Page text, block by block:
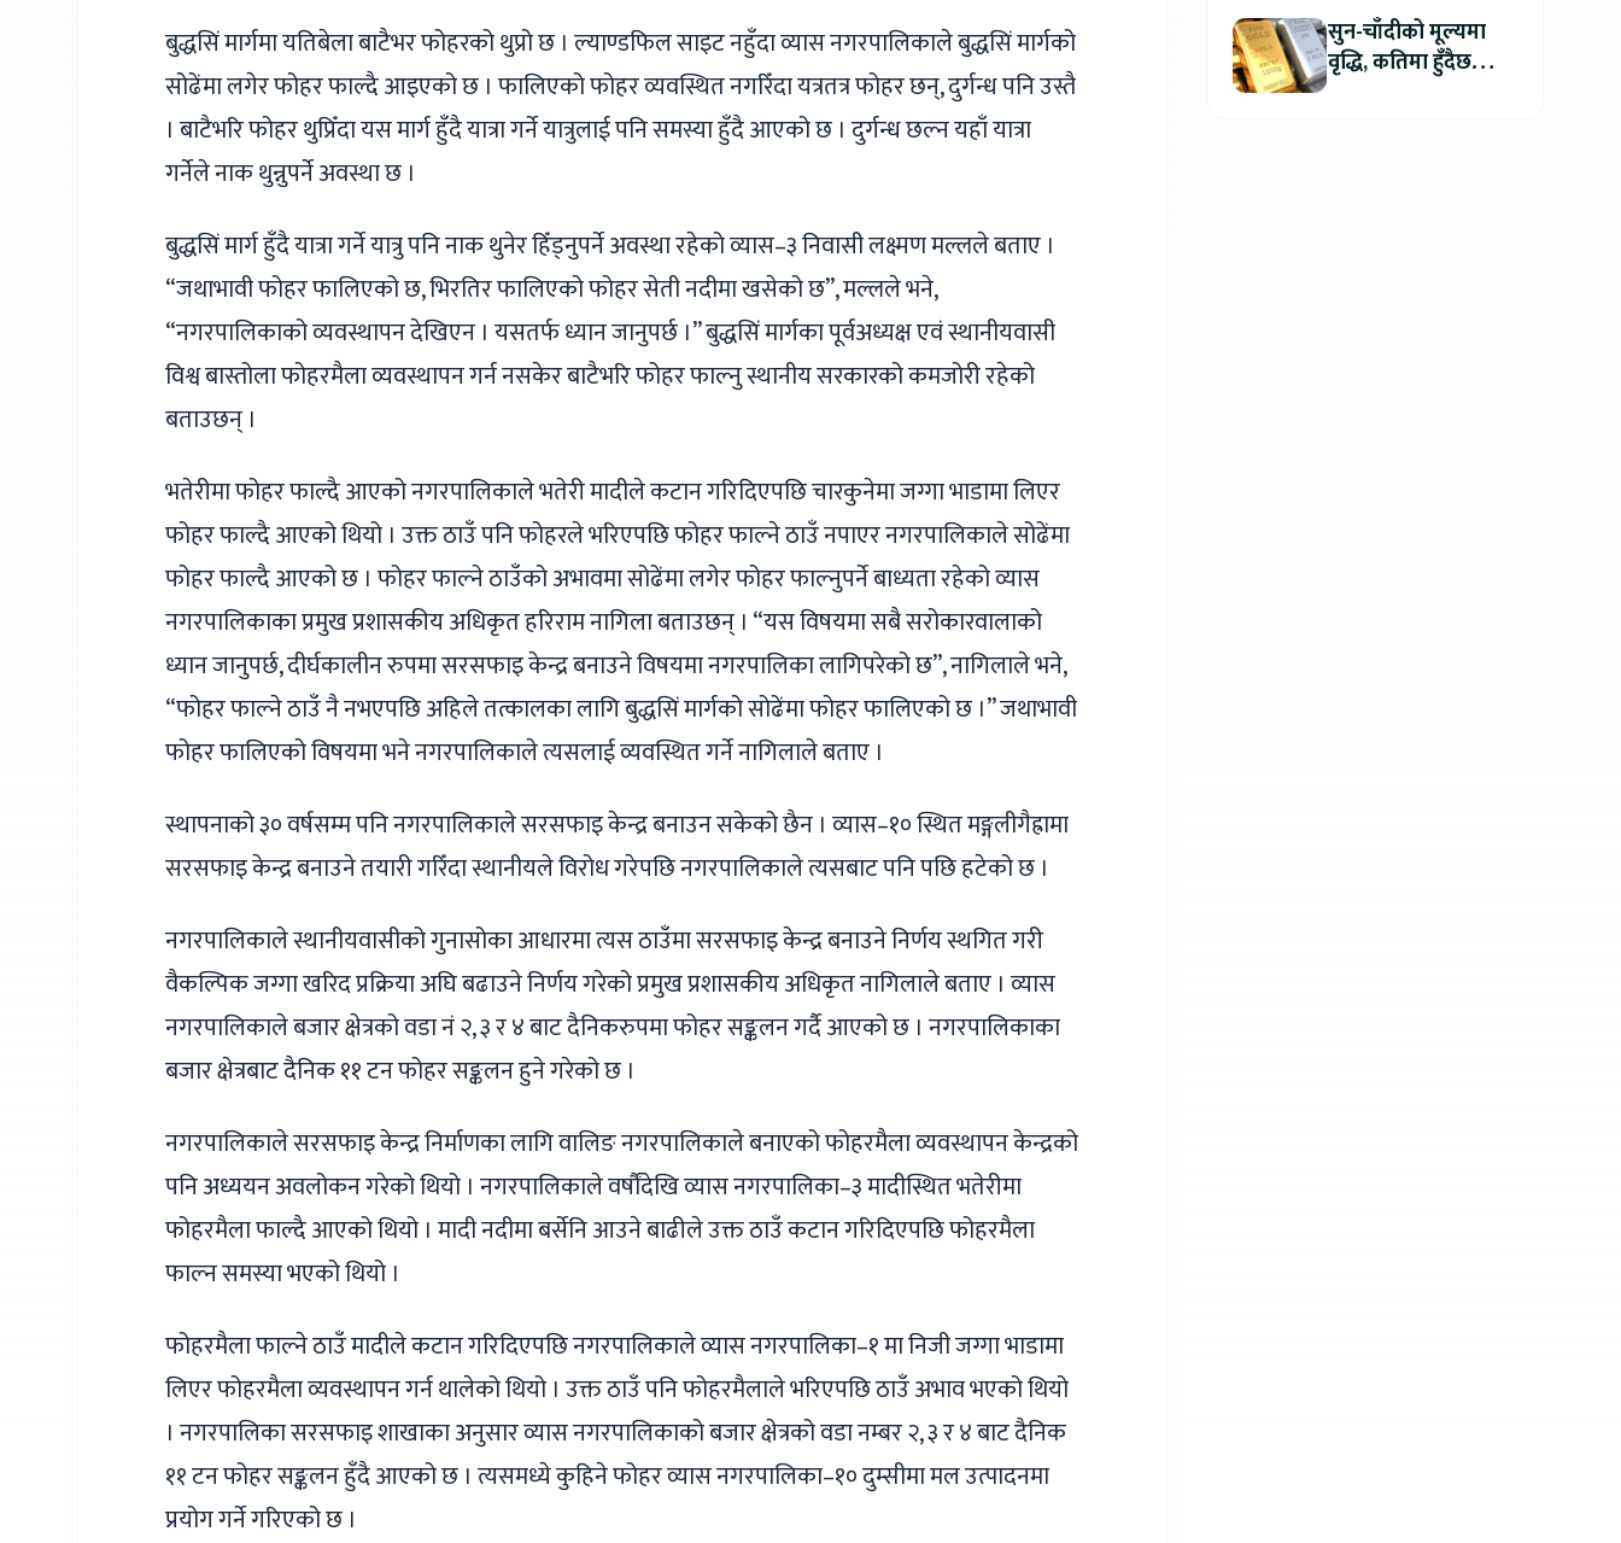
बुद्धसिं मार्गमा यतिबेला बाटैभर फोहरको थुप्रो छ । ल्याण्डफिल साइट नहुँदा व्यास नगरपालिकाले बुद्धसिं मार्गको
सोढेंमा लगेर फोहर फाल्दै आइएको छ । फालिएको फोहर व्यवस्थित नगरिँदा यत्रतत्र फोहर छन्, दुर्गन्ध पनि उस्तै
। बाटैभरि फोहर थुप्रिँदा यस मार्ग हुँदै यात्रा गर्ने यात्रुलाई पनि समस्या हुँदै आएको छ । दुर्गन्ध छल्न यहाँ यात्रा
गर्नेले नाक थुन्नुपर्ने अवस्था छ ।
बुद्धसिं मार्ग हुँदै यात्रा गर्ने यात्रु पनि नाक थुनेर हिँड्नुपर्ने अवस्था रहेको व्यास–३ निवासी लक्ष्मण मल्लले बताए ।
“जथाभावी फोहर फालिएको छ, भिरतिर फालिएको फोहर सेती नदीमा खसेको छ”, मल्लले भने,
“नगरपालिकाको व्यवस्थापन देखिएन । यसतर्फ ध्यान जानुपर्छ ।” बुद्धसिं मार्गका पूर्वअध्यक्ष एवं स्थानीयवासी
विश्व बास्तोला फोहरमैला व्यवस्थापन गर्न नसकेर बाटैभरि फोहर फाल्नु स्थानीय सरकारको कमजोरी रहेको
बताउछन् ।
भतेरीमा फोहर फाल्दै आएको नगरपालिकाले भतेरी मादीले कटान गरिदिएपछि चारकुनेमा जग्गा भाडामा लिएर
फोहर फाल्दै आएको थियो । उक्त ठाउँ पनि फोहरले भरिएपछि फोहर फाल्ने ठाउँ नपाएर नगरपालिकाले सोढेंमा
फोहर फाल्दै आएको छ । फोहर फाल्ने ठाउँको अभावमा सोढेंमा लगेर फोहर फाल्नुपर्ने बाध्यता रहेको व्यास
नगरपालिकाका प्रमुख प्रशासकीय अधिकृत हरिराम नागिला बताउछन् । “यस विषयमा सबै सरोकारवालाको
ध्यान जानुपर्छ, दीर्घकालीन रुपमा सरसफाइ केन्द्र बनाउने विषयमा नगरपालिका लागिपरेको छ”, नागिलाले भने,
“फोहर फाल्ने ठाउँ नै नभएपछि अहिले तत्कालका लागि बुद्धसिं मार्गको सोढेंमा फोहर फालिएको छ ।” जथाभावी
फोहर फालिएको विषयमा भने नगरपालिकाले त्यसलाई व्यवस्थित गर्ने नागिलाले बताए ।
स्थापनाको ३० वर्षसम्म पनि नगरपालिकाले सरसफाइ केन्द्र बनाउन सकेको छैन । व्यास–१० स्थित मङ्गलीगैह्रामा
सरसफाइ केन्द्र बनाउने तयारी गरिँदा स्थानीयले विरोध गरेपछि नगरपालिकाले त्यसबाट पनि पछि हटेको छ ।
नगरपालिकाले स्थानीयवासीको गुनासोका आधारमा त्यस ठाउँमा सरसफाइ केन्द्र बनाउने निर्णय स्थगित गरी
वैकल्पिक जग्गा खरिद प्रक्रिया अघि बढाउने निर्णय गरेको प्रमुख प्रशासकीय अधिकृत नागिलाले बताए । व्यास
नगरपालिकाले बजार क्षेत्रको वडा नं २, ३ र ४ बाट दैनिकरुपमा फोहर सङ्कलन गर्दै आएको छ । नगरपालिकाका
बजार क्षेत्रबाट दैनिक ११ टन फोहर सङ्कलन हुने गरेको छ ।
नगरपालिकाले सरसफाइ केन्द्र निर्माणका लागि वालिङ नगरपालिकाले बनाएको फोहरमैला व्यवस्थापन केन्द्रको
पनि अध्ययन अवलोकन गरेको थियो । नगरपालिकाले वर्षौंदेखि व्यास नगरपालिका–३ मादीस्थित भतेरीमा
फोहरमैला फाल्दै आएको थियो । मादी नदीमा बर्सेनि आउने बाढीले उक्त ठाउँ कटान गरिदिएपछि फोहरमैला
फाल्न समस्या भएको थियो ।
फोहरमैला फाल्ने ठाउँ मादीले कटान गरिदिएपछि नगरपालिकाले व्यास नगरपालिका–१ मा निजी जग्गा भाडामा
लिएर फोहरमैला व्यवस्थापन गर्न थालेको थियो । उक्त ठाउँ पनि फोहरमैलाले भरिएपछि ठाउँ अभाव भएको थियो
। नगरपालिका सरसफाइ शाखाका अनुसार व्यास नगरपालिकाको बजार क्षेत्रको वडा नम्बर २, ३ र ४ बाट दैनिक
११ टन फोहर सङ्कलन हुँदै आएको छ । त्यसमध्ये कुहिने फोहर व्यास नगरपालिका–१० दुम्सीमा मल उत्पादनमा
प्रयोग गर्ने गरिएको छ ।
सुन-चाँदीको मूल्यमा
वृद्धि, कतिमा हुँदैछ